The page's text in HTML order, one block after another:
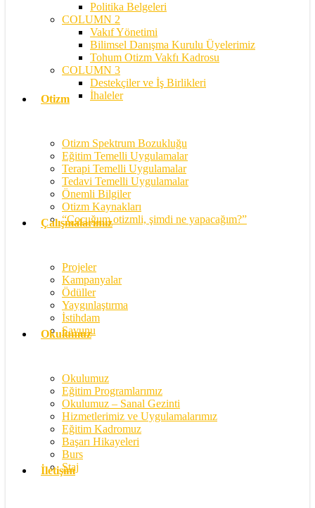
Politika Belgeleri
COLUMN 2
Vakıf Yönetimi
Bilimsel Danışma Kurulu Üyelerimiz
Tohum Otizm Vakfı Kadrosu
COLUMN 3
Destekçiler ve İş Birlikleri
İhaleler
Otizm
Otizm Spektrum Bozukluğu
Eğitim Temelli Uygulamalar
Terapi Temelli Uygulamalar
Tedavi Temelli Uygulamalar
Önemli Bilgiler
Otizm Kaynakları
“Çocuğum otizmli, şimdi ne yapacağım?”
Çalışmalarımız
Projeler
Kampanyalar
Ödüller
Yaygınlaştırma
İstihdam
Savunu
Okulumuz
Okulumuz
Eğitim Programlarımız
Okulumuz – Sanal Gezinti
Hizmetlerimiz ve Uygulamalarımız
Eğitim Kadromuz
Başarı Hikayeleri
Burs
Staj
İletişim